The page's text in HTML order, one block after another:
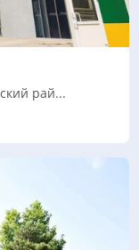
рай...